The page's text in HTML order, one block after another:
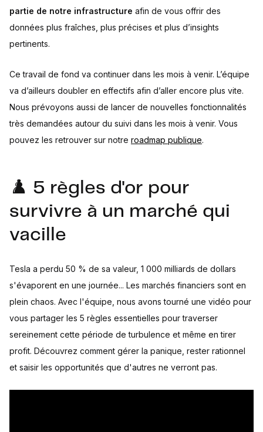
partie de notre infrastructure afin de vous offrir des
données plus fraîches, plus précises et plus d’insights
pertinents.
Ce travail de fond va continuer dans les mois à venir. L’équipe
va d’ailleurs doubler en effectifs afin d’aller encore plus vite.
Nous prévoyons aussi de lancer de nouvelles fonctionnalités
très demandées autour du suivi dans les mois à venir. Vous
pouvez les retrouver sur notre roadmap publique.
♟️ 5 règles d'or pour
survivre à un marché qui
vacille
Tesla a perdu 50 % de sa valeur, 1 000 milliards de dollars
s'évaporent en une journée... Les marchés financiers sont en
plein chaos. Avec l'équipe, nous avons tourné une vidéo pour
vous partager les 5 règles essentielles pour traverser
sereinement cette période de turbulence et même en tirer
profit. Découvrez comment gérer la panique, rester rationnel
et saisir les opportunités que d'autres ne verront pas.